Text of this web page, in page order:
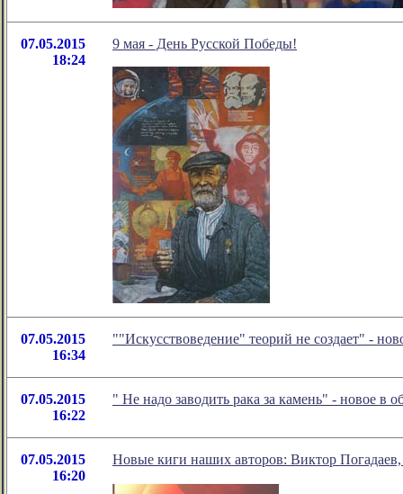
07.05.2015
18:24
9 мая - День Русской Победы!
07.05.2015
16:34
""Искусствоведение" теорий не создает" -
07.05.2015
16:22
" Не надо заводить рака за камень" - новое
07.05.2015
16:20
Новые киги наших авторов: Виктор